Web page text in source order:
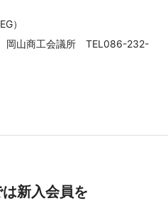
）
岡山商工会議所 TEL086-232-
新入会員を